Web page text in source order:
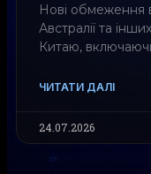
Нові обмеження
Австралії та
Китаю,
ЧИТАТИ ДАЛІ
24.07.2026